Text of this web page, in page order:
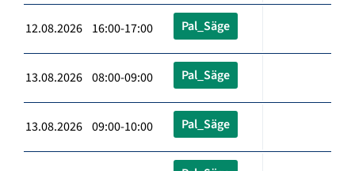
12.08.2026 16:00-17:00 Pal_Säge
13.08.2026 08:00-09:00 Pal_Säge
13.08.2026 09:00-10:00 Pal_Säge